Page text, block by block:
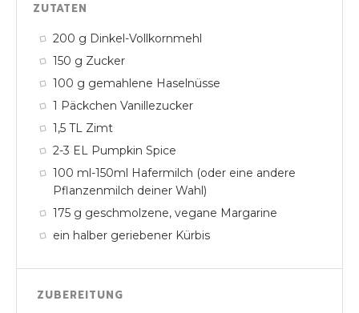
ZUTATEN
200 g Dinkel-Vollkornmehl
150 g Zucker
100 g gemahlene Haselnüsse
1 Päckchen Vanillezucker
1,5 TL Zimt
2-3 EL Pumpkin Spice
100 ml-150ml Hafermilch (oder eine andere
Pflanzenmilch deiner Wahl)
175 g geschmolzene, vegane Margarine
ein halber geriebener Kürbis
ZUBEREITUNG